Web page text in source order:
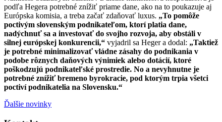
podľa Hegera potrebné znížiť priame dane, ako na to poukazuje aj
Európska komisia, a treba začať zdaňovať luxus. „To pomôže
poctivým slovenským podnikateľom, ktorí platia dane,
nadýchnuť sa a investovať do svojho rozvoja, aby obstáli v
silnej európskej konkurencii,“ vyjadril sa Heger a dodal: „Taktiež
je potrebné minimalizovať vládne zásahy do podnikania v
podobe rôznych daňových výnimiek alebo dotácií, ktoré
poškodzujú podnikateľské prostredie. No a nevyhnutne je
potrebné znížiť bremeno byrokracie, pod ktorým trpia všetci
poctiví podnikatelia na Slovensku.“
Ďalšie novinky